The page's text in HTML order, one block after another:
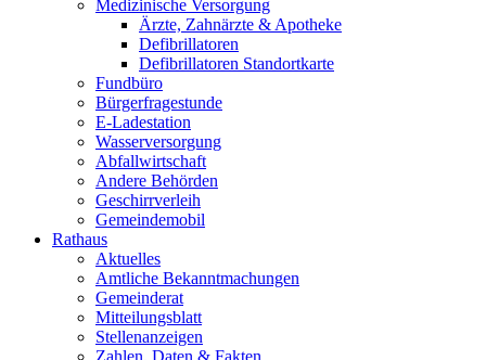
Medizinische Versorgung
Ärzte, Zahnärzte & Apotheke
Defibrillatoren
Defibrillatoren Standortkarte
Fundbüro
Bürgerfragestunde
E-Ladestation
Wasserversorgung
Abfallwirtschaft
Andere Behörden
Geschirrverleih
Gemeindemobil
Rathaus
Aktuelles
Amtliche Bekanntmachungen
Gemeinderat
Mitteilungsblatt
Stellenanzeigen
Zahlen, Daten & Fakten